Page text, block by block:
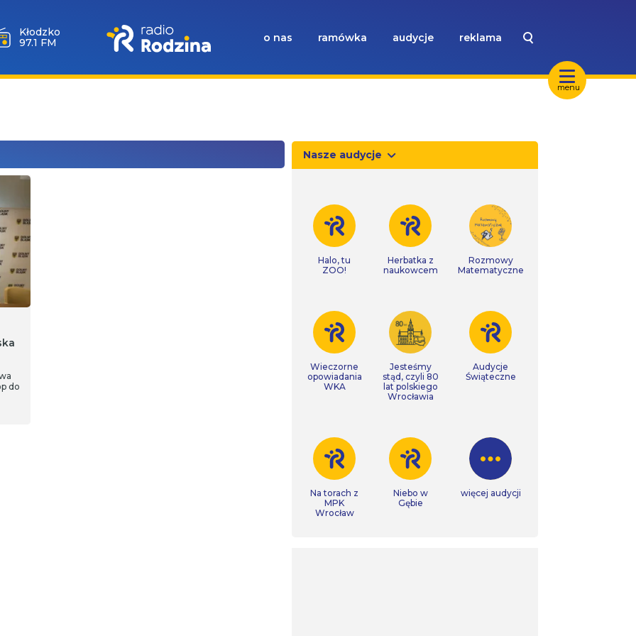
menu
Kłodzko
97.1 FM
o nas ramówka audycje reklama
do
Nasze audycje
Halo, tu
ZOO!
Herbatka z
naukowcem
Rozmowy
Matematyczne
Wieczorne
opowiadania
WKA
Jesteśmy
stąd, czyli 80
lat polskiego
Wrocławia
Audycje
Świąteczne
Na torach z
MPK
Wrocław
Niebo w
Gębie
więcej audycji